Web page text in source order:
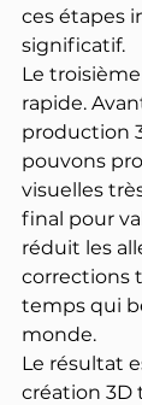
ces étapes
significatif.
Le
rapide.
production
pouvons
visuelles
final pour
réduit les
corrections
temps qui
monde.
Le résultat
création 3D